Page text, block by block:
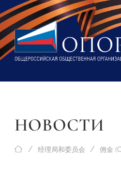
НОВОСТИ
经理局和委员会 佣金